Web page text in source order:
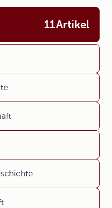
11Artikel